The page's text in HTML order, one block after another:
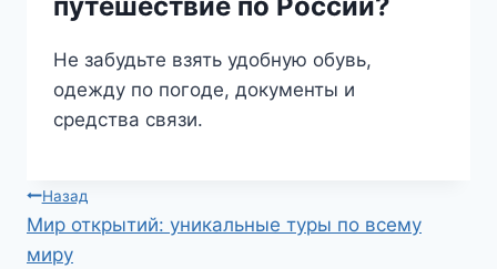
Не забудьте взять удобную обувь,
одежду по погоде, документы и
средства связи.
Навигация
по
Назад
Мир открытий: уникальные туры по всему
миру